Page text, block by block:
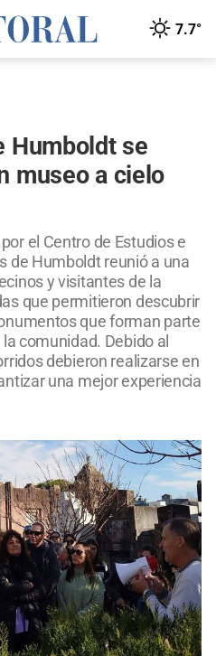
7.7°
Humboldt se
museo a cielo
el Centro de Estudios e
de Humboldt reunió a una
y visitantes de la
que permitieron descubrir
que forman parte
comunidad. Debido al
debieron realizarse en
una mejor experiencia